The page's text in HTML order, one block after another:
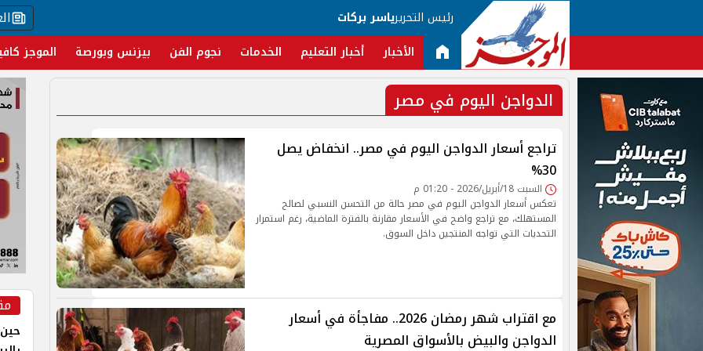
رئيس التحريرياسر بركات
الأخبار أخبار التعليم الخدمات نجوم الفن بيزنس وبورصة الموجز
الدواجن اليوم في مصر
تراجع أسعار الدواجن اليوم في مصر.. انخفاض يصل
30%
السبت 18/أبريل/2026 - 01:20 م
تعكس أسعار الدواجن اليوم في مصر حالة من التحسن النسبي لصالح
المستهلك، مع تراجع واضح في الأسعار مقارنة بالفترة الماضية، رغم استمرار
التحديات التي تواجه المنتجين داخل السوق.
مع اقتراب شهر رمضان 2026.. مفاجأة في أسعار
الدواجن والبيض بالأسواق المصرية